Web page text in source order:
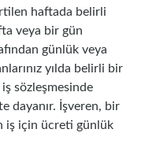
haftada belirli
veya bir gün
günlük veya
yılda belirli bir
sözleşmesinde
dayanır. İşveren, bir
iş için ücreti günlük